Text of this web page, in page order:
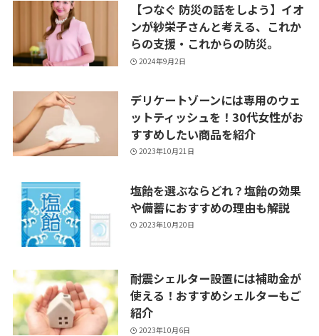
【つなぐ 防災の話をしよう】イオ
ンが紗栄子さんと考える、これか
らの支援・これからの防災。
2024年9月2日
デリケートゾーンには専用のウェ
ットティッシュを！30代女性がお
すすめしたい商品を紹介
2023年10月21日
塩飴を選ぶならどれ？塩飴の効果
や備蓄におすすめの理由も解説
2023年10月20日
耐震シェルター設置には補助金が
使える！おすすめシェルターもご
紹介
2023年10月6日